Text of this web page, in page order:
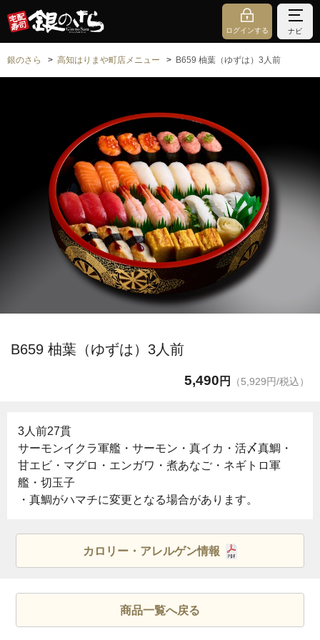
ログインする ナビ
銀のさら 高知はりまや町店メニュー B659 柚葉（ゆずは）3人前
B659 柚葉（ゆずは）3人前
5,490 円 （5,929円/税込）
3人前27貫
サーモンイクラ軍艦・サーモン・真イカ・活〆真鯛・
甘エビ・マグロ・エンガワ・煮あなご・ネギトロ軍
艦・切玉子
・真鯛がハマチに変更となる場合があります。
カロリー・アレルゲン情報
商品一覧へ戻る